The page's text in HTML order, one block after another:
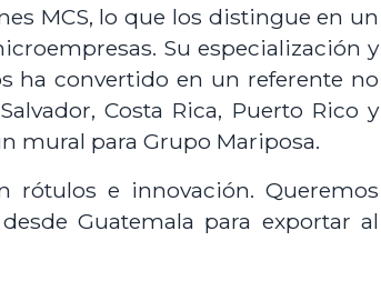
MCS, lo que los distingue en un
Su especialización y
ha convertido en un referente no
Costa Rica, Puerto Rico y
mural para Grupo Mariposa.
rótulos e innovación. Queremos
Guatemala para exportar al